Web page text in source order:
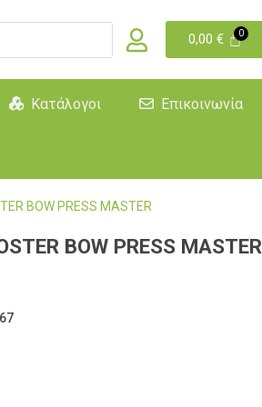
0,00€
Κατάλογοι Επικοινωνία
BOW PRESS MASTER
BOW PRESS MASTER